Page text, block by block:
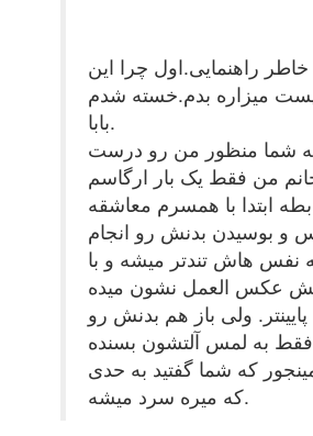
راهنمایی.اول چرا این
میزاره بدم.خسته شدم
بابا.
شما منظور من رو درست
من فقط یک بار ارگاسم
ابتدا با همسرم معاشقه
و بوسیدن بدنش رو انجام
نفس هاش تندتر میشه و با
عکس العمل نشون میده
ولی باز هم بدنش رو
به لمس آلتشون بسنده
که شما گفتید به حدی
که میره سرد میشه.